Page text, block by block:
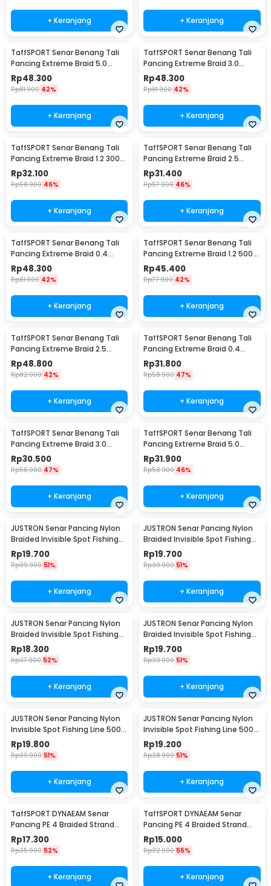
+ Keranjang + Keranjang
TaffSPORT Senar Benang Tali
Pancing Extreme Braid 5.0
500M - FM-PEL
Rp48.300
Rp81.900 42%
+ Keranjang
TaffSPORT Senar Benang Tali
Pancing Extreme Braid 3.0
500M - FM-PEL
Rp48.300
Rp81.900 42%
+ Keranjang
TaffSPORT Senar Benang Tali
Pancing Extreme Braid 1.2 300M
- FM-PEL
Rp32.100
Rp58.900 46%
+ Keranjang
TaffSPORT Senar Benang Tali
Pancing Extreme Braid 2.5
300M - FM-PEL
Rp31.400
Rp57.900 46%
+ Keranjang
TaffSPORT Senar Benang Tali
Pancing Extreme Braid 0.4
500M - FM-PEL
Rp48.300
Rp81.900 42%
+ Keranjang
TaffSPORT Senar Benang Tali
Pancing Extreme Braid 1.2 500M
- FM-PEL
Rp45.400
Rp77.900 42%
+ Keranjang
TaffSPORT Senar Benang Tali
Pancing Extreme Braid 2.5
500M - FM-PEL
Rp48.800
Rp82.900 42%
+ Keranjang
TaffSPORT Senar Benang Tali
Pancing Extreme Braid 0.4
300M - FM-PEL
Rp31.800
Rp58.900 47%
+ Keranjang
TaffSPORT Senar Benang Tali
Pancing Extreme Braid 3.0
300M - FM-PEL
Rp30.500
Rp56.900 47%
+ Keranjang
TaffSPORT Senar Benang Tali
Pancing Extreme Braid 5.0
300M - FM-PEL
Rp31.900
Rp58.900 46%
+ Keranjang
JUSTRON Senar Pancing Nylon
Braided Invisible Spot Fishing
Line 500M 0.6 - DPLS
Rp19.700
Rp39.900 51%
+ Keranjang
JUSTRON Senar Pancing Nylon
Braided Invisible Spot Fishing
Line 500M 0.4 - DPLS
Rp19.700
Rp39.900 51%
+ Keranjang
JUSTRON Senar Pancing Nylon
Braided Invisible Spot Fishing
Line 500M 1.2 - DPLS
Rp18.300
Rp37.900 52%
+ Keranjang
JUSTRON Senar Pancing Nylon
Braided Invisible Spot Fishing
Line 500M 1.0 - DPLS
Rp19.700
Rp39.900 51%
+ Keranjang
JUSTRON Senar Pancing Nylon
Invisible Spot Fishing Line 500M
4.0 - MR-500M
Rp19.800
Rp39.900 51%
+ Keranjang
JUSTRON Senar Pancing Nylon
Invisible Spot Fishing Line 500M
6.0 - MR-500M
Rp19.200
Rp38.900 51%
+ Keranjang
TaffSPORT DYNAEAM Senar
Pancing PE 4 Braided Strand
Fishing Line 100M 0.2 - FM10
Rp17.300
Rp35.900 52%
+ Keranjang
TaffSPORT DYNAEAM Senar
Pancing PE 4 Braided Strand
Fishing Line 100M 0.6 - FM10
Rp15.000
Rp32.900 55%
+ Keranjang